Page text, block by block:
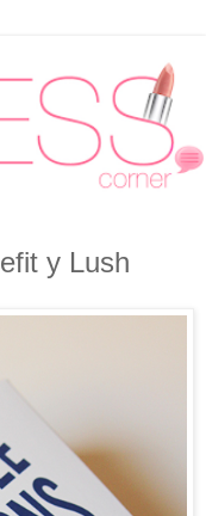
y Lush